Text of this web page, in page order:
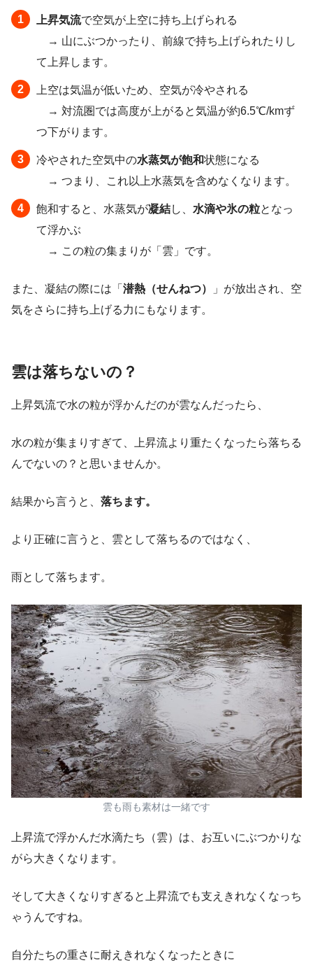
上昇気流で空気が上空に持ち上げられる
→ 山にぶつかったり、前線で持ち上げられたりし
て上昇します。
上空は気温が低いため、空気が冷やされる
→ 対流圏では高度が上がると気温が約6.5℃/kmず
つ下がります。
冷やされた空気中の水蒸気が飽和状態になる
→ つまり、これ以上水蒸気を含めなくなります。
飽和すると、水蒸気が凝結し、 水滴や氷の粒となっ
て浮かぶ
→ この粒の集まりが「雲」です。
また、凝結の際には「 潜熱（せんねつ）
」が放出され、空
気をさらに持ち上げる力にもなります。
雲は落ちないの？
上昇気流で水の粒が浮かんだのが雲なんだったら、
水の粒が集まりすぎて、上昇流より重たくなったら落ちる
んでないの？と思いませんか。
結果から言うと、 落ちます。
より正確に言うと、雲として落ちるのではなく、
雨として落ちます。
雲も雨も素材は一緒です
上昇流で浮かんだ水滴たち（雲）は、お互いにぶつかりな
がら大きくなります。
そして大きくなりすぎると上昇流でも支えきれなくなっち
ゃうんですね。
自分たちの重さに耐えきれなくなったときに